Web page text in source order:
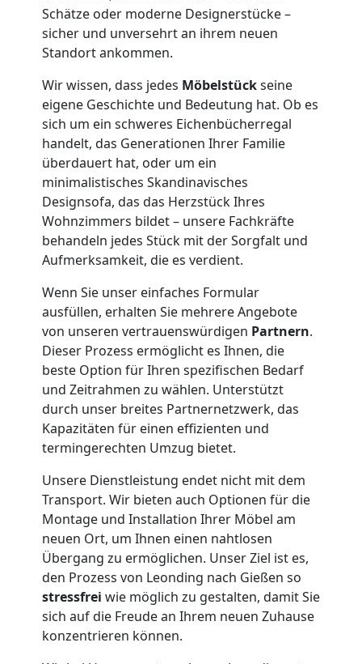
Schätze oder moderne Designerstücke –
sicher und unversehrt an ihrem neuen
Standort ankommen.
Wir wissen, dass jedes Möbelstückseine
eigene Geschichte und Bedeutung hat. Ob es
sich um ein schweres Eichenbücherregal
handelt, das Generationen Ihrer Familie
überdauert hat, oder um ein
minimalistisches Skandinavisches
Designsofa, das das Herzstück Ihres
Wohnzimmers bildet – unsere Fachkräfte
behandeln jedes Stück mit der Sorgfalt und
Aufmerksamkeit, die es verdient.
Wenn Sie unser einfaches Formular
ausfüllen, erhalten Sie mehrere Angebote
von unseren vertrauenswürdigen Partnern.
Dieser Prozess ermöglicht es Ihnen, die
beste Option für Ihren spezifischen Bedarf
und Zeitrahmen zu wählen. Unterstützt
durch unser breites Partnernetzwerk, das
Kapazitäten für einen effizienten und
termingerechten Umzug bietet.
Unsere Dienstleistung endet nicht mit dem
Transport. Wir bieten auch Optionen für die
Montage und Installation Ihrer Möbel am
neuen Ort, um Ihnen einen nahtlosen
Übergang zu ermöglichen. Unser Ziel ist es,
den Prozess von Leonding nach Gießen so
stressfrei wie möglich zu gestalten, damit Sie
sich auf die Freude an Ihrem neuen Zuhause
konzentrieren können.
Möbellift
Leonding
Übersiedlung
Leonding
Klaviertransport
Leonding
Privatumzug
Leonding
Tresortransport
Leonding
Umzug
für
Senioren